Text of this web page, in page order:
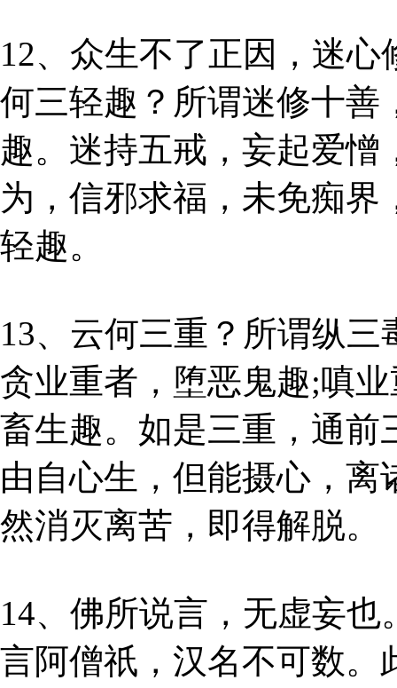
12、众生不了正因，迷
何三轻趣？所谓迷修十善
趣。迷持五戒，妄起爱
为，信邪求福，未免痴
轻趣。
13、云何三重？所谓纵
贪业重者，堕恶鬼趣;嗔
畜生趣。如是三重，通前
由自心生，但能摄心，
然消灭离苦，即得解脱。
14、佛所说言，无虚妄
言阿僧祇，汉名不可数。